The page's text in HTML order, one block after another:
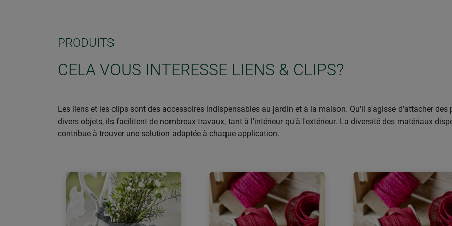
PRODUITS
CELA VOUS INTERESSE LIENS & CLIPS?
Les liens et les clips sont des accessoires indispensables au jardin et à la maison. Qu'il s'agisse d'attacher
divers objets, ils facilitent de nombreux travaux, tant à l'intérieur qu'à l'extérieur. La diversité des matériaux
contribue à trouver une solution adaptée à chaque application.